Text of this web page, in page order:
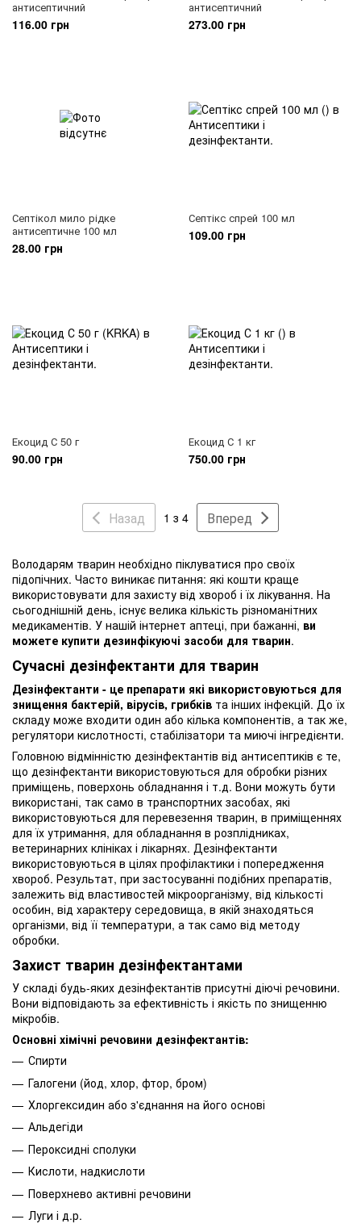
антисептичний
116.00 грн
антисептичний
273.00 грн
Септікол мило рідке
антисептичне 100 мл
28.00 грн
Септікс спрей 100 мл
109.00 грн
Екоцид С 50 г
90.00 грн
Екоцид С 1 кг
750.00 грн
Назад 1 з 4 Вперед
Володарям тварин необхідно піклуватися про своїх
підопічних. Часто виникає питання: які кошти краще
використовувати для захисту від хвороб і їх лікування. На
сьогоднішній день, існує велика кількість різноманітних
медикаментів. У нашій інтернет аптеці, при бажанні, ви
можете купити дезинфікуючі засоби для тварин.
Сучасні дезінфектанти для тварин
Дезінфектанти - це препарати які використовуються для
знищення бактерій, вірусів, грибків та інших інфекцій. До їх
складу може входити один або кілька компонентів, а так же,
регулятори кислотності, стабілізатори та миючі інгредієнти.
Головною відмінністю дезінфектантів від антисептиків є те,
що дезінфектанти використовуються для обробки різних
приміщень, поверхонь обладнання і т.д. Вони можуть бути
використані, так само в транспортних засобах, які
використовуються для перевезення тварин, в приміщеннях
для їх утримання, для обладнання в розплідниках,
ветеринарних клініках і лікарнях. Дезінфектанти
використовуються в цілях профілактики і попередження
хвороб. Результат, при застосуванні подібних препаратів,
залежить від властивостей мікроорганізму, від кількості
особин, від характеру середовища, в якій знаходяться
організми, від її температури, а так само від методу
обробки.
Захист тварин дезінфектантами
У складі будь-яких дезінфектантів присутні діючі речовини.
Вони відповідають за ефективність і якість по знищенню
мікробів.
Основні хімічні речовини дезінфектантів:
Спирти
Галогени (йод, хлор, фтор, бром)
Хлоргексидин або з'єднання на його основі
Альдегіди
Пероксидні сполуки
Кислоти, надкислоти
Поверхнево активні речовини
Луги і д.р.